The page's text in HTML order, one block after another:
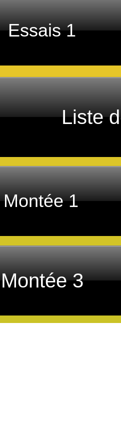
Montée 3
Liste
Montée 1
Essais 1